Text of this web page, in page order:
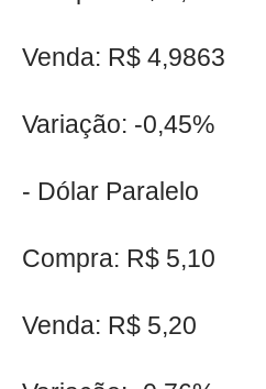
Venda: R$ 4,9863
Variação: -0,45%
- Dólar Paralelo
Compra: R$ 5,10
Venda: R$ 5,20